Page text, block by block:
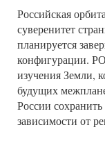
Российская
суверенитет
планируется
конфигурации.
изучения Земли,
будущих
России
зависимости от